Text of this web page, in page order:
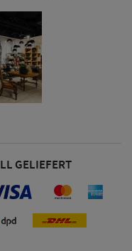
GELIEFERT